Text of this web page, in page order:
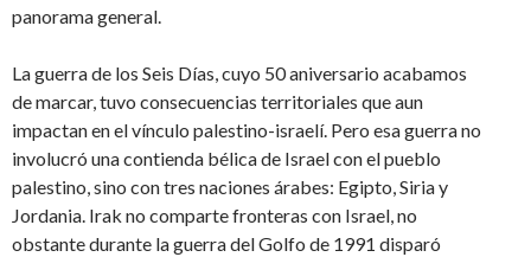
panorama general.
La guerra de los Seis Días, cuyo 50 aniversario acabamos
de marcar, tuvo consecuencias territoriales que aun
impactan en el vínculo palestino-israelí. Pero esa guerra no
involucró una contienda bélica de Israel con el pueblo
palestino, sino con tres naciones árabes: Egipto, Siria y
Jordania. Irak no comparte fronteras con Israel, no
obstante durante la guerra del Golfo de 1991 disparó